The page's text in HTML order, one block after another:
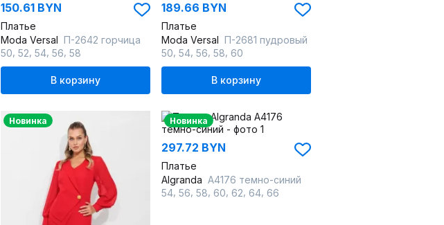
150.61 BYN
Платье
Moda Versal П-2642 горчица
50 52 54 56 58
В корзину
189.66 BYN
Платье
Moda Versal П-2681 пудровый
50 54 56 58 60
В корзину
Новинка Новинка
297.72 BYN
Платье
Algranda А4176 темно-синий
54 56 58 60 62 64 66